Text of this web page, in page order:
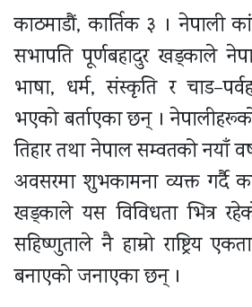
काठमाडौं, कार्तिक ३ । नेपाली
सभापति पूर्णबहादुर खड्काले
भाषा, धर्म, संस्कृति र
भएको बर्ताएका छन् ।
तिहार तथा नेपाल सम्वतको नयाँ
अवसरमा शुभकामना व्यक्त गर्दै
खड्काले यस विविधता भित्र
सहिष्णुताले नै हाम्रो राष्ट्रिय
बनाएको जनाएका छन् ।